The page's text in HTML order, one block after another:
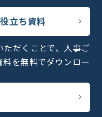
立ち資料
だくことで、人事ご
を無料でダウンロー